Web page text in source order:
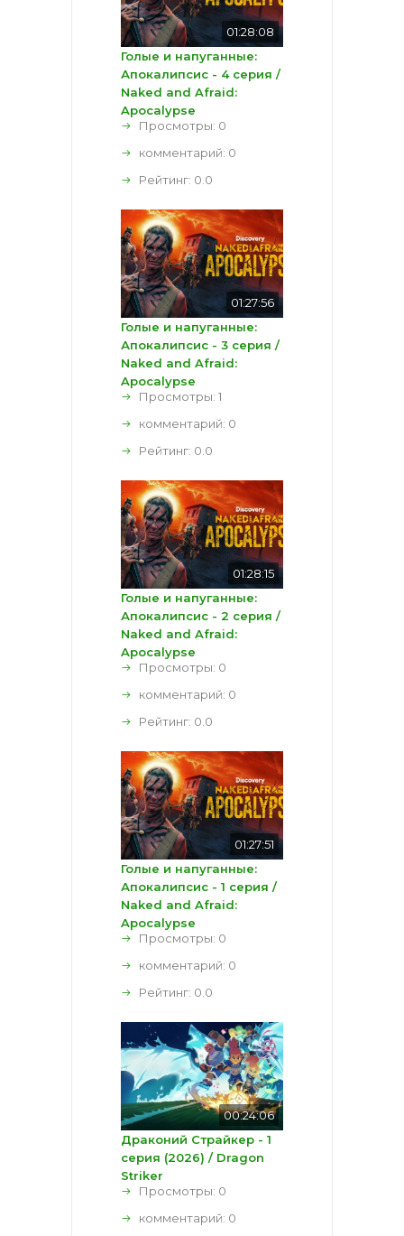
01:28:08
Голые и напуганные:
Апокалипсис - 4 серия /
Naked and Afraid:
Apocalypse
Просмотры: 0
комментарий: 0
Рейтинг: 0.0
01:27:56
Голые и напуганные:
Апокалипсис - 3 серия /
Naked and Afraid:
Apocalypse
Просмотры: 1
комментарий: 0
Рейтинг: 0.0
01:28:15
Голые и напуганные:
Апокалипсис - 2 серия /
Naked and Afraid:
Apocalypse
Просмотры: 0
комментарий: 0
Рейтинг: 0.0
01:27:51
Голые и напуганные:
Апокалипсис - 1 серия /
Naked and Afraid:
Apocalypse
Просмотры: 0
комментарий: 0
Рейтинг: 0.0
00:24:06
Драконий Страйкер - 1
серия (2026) / Dragon
Striker
Просмотры: 0
комментарий: 0